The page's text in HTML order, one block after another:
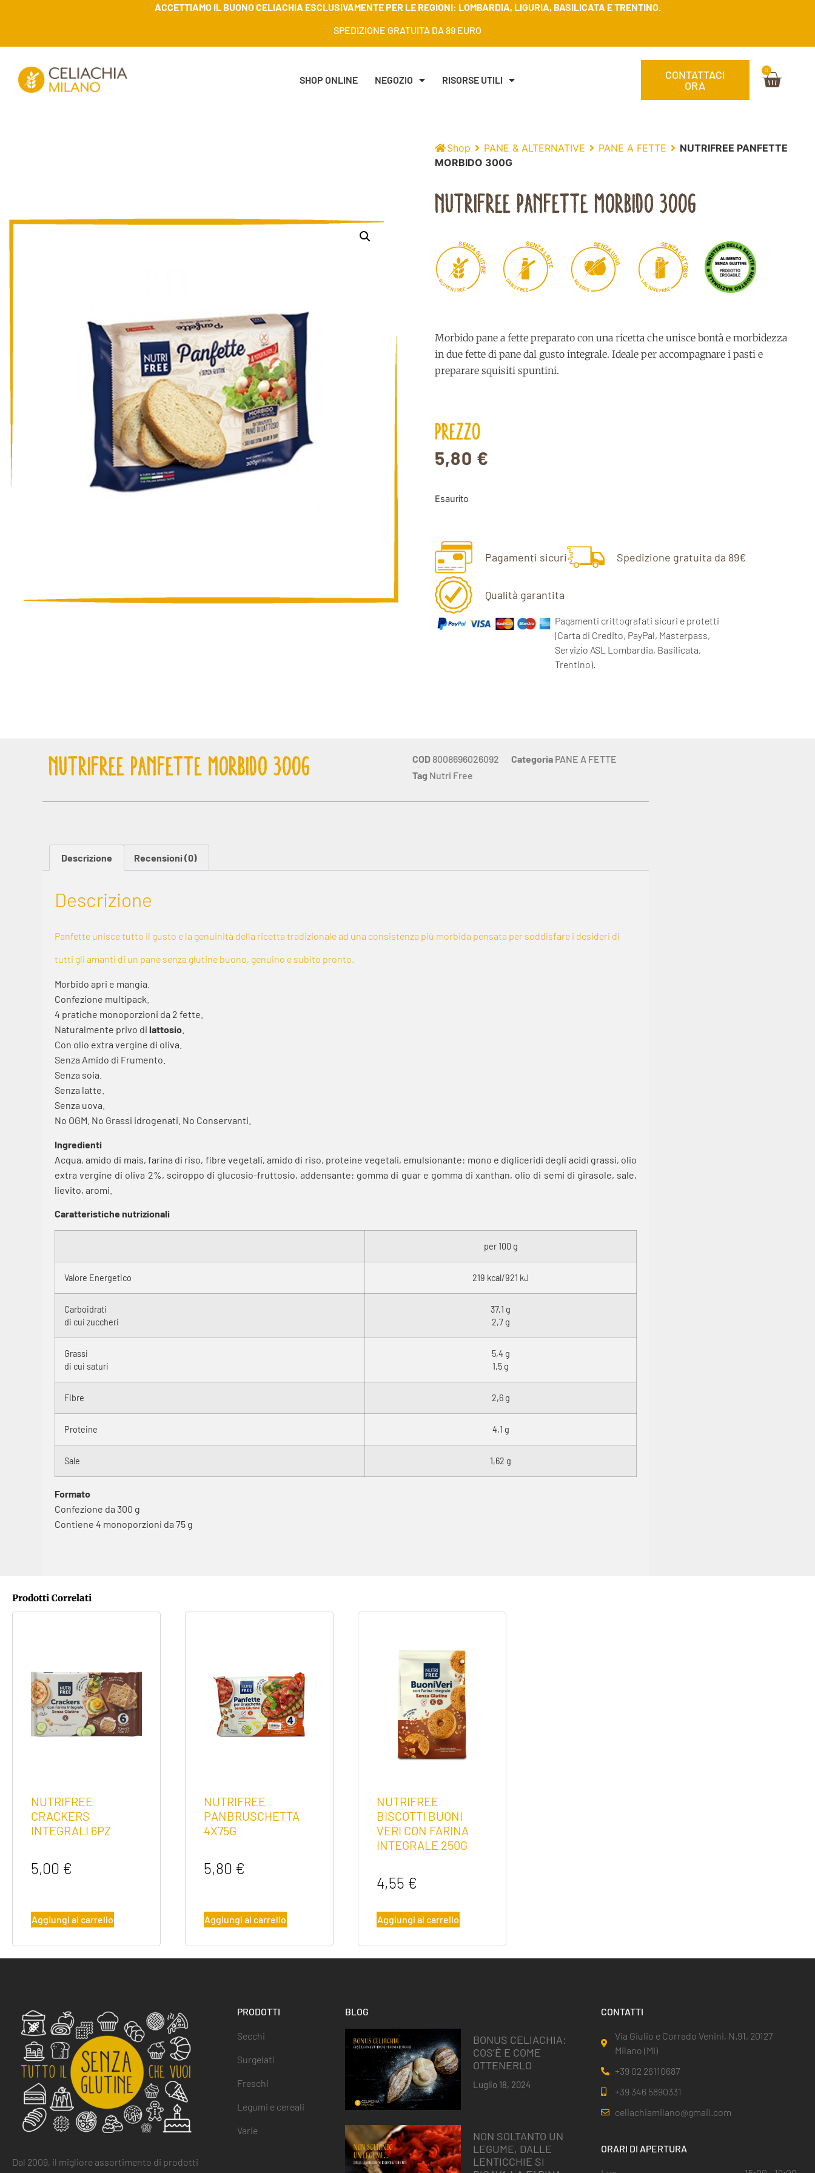
ACCETTIAMO IL BUONO CELIACHIA ESCLUSIVAMENTE PER LE REGIONI: LOMBARDIA, LIGURIA, BASILICATA E TRENTINO.
SPEDIZIONE GRATUITA DA 89 EURO
SHOP ONLINE NEGOZIO RISORSE UTILI
CONTATTACI
ORA
0
Shop PANE & ALTERNATIVE PANE A FETTE
NUTRIFREE PANFETTE
MORBIDO 300G
NUTRIFREE PANFETTE MORBIDO 300G
SENZAG
LU
T
I
N
E
G
L
UTENFREE
SENZA
LA
T
T
E
D
A
I
RYFREE
SENZAU
O
V
A
N
OEGGS
SENZA
LA
T
T
O
S
I
O
L
ACTOSEFREE
Morbido pane a fette preparato con una ricetta che unisce bontà e morbidezza
in due fette di pane dal gusto integrale. Ideale per accompagnare i pasti e
preparare squisiti spuntini.
PREZZO
5,80 €
Esaurito
Pagamenti sicuri Spedizione gratuita da 89€
Qualità garantita
Pagamenti crittografati sicuri e protetti
(Carta di Credito, PayPal, Masterpass,
Servizio ASL Lombardia, Basilicata,
Trentino).
NUTRIFREE PANFETTE MORBIDO 300G COD 8008696026092 Categoria PANE A FETTE
Tag Nutri Free
Descrizione Recensioni (0)
Descrizione
Panfette unisce tutto il gusto e la genuinità della ricetta tradizionale ad una consistenza più morbida pensata per soddisfare i desideri di
tutti gli amanti di un pane senza glutine buono, genuino e subito pronto.
Morbido apri e mangia.
Confezione multipack.
4 pratiche monoporzioni da 2 fette.
Naturalmente privo di lattosio
Con olio extra vergine di oliva.
Senza Amido di Frumento.
Senza soia.
Senza latte.
Senza uova.
No OGM. No Grassi idrogenati. No Conservanti.
Ingredienti
Acqua, amido di mais, farina di riso, fibre vegetali, amido di riso, proteine vegetali, emulsionante: mono e digliceridi degli acidi grassi, olio
extra vergine di oliva 2%, sciroppo di glucosio-fruttosio, addensante: gomma di guar e gomma di xanthan, olio di semi di girasole, sale,
lievito, aromi.
Caratteristiche nutrizionali
per 100 g
Valore Energetico 219 kcal/921 kJ
Carboidrati
di cui zuccheri
37,1 g
2,7 g
Grassi
di cui saturi
5,4 g
1,5 g
Fibre 2,6 g
Proteine 4,1 g
Sale 1,62 g
Formato
Confezione da 300 g
Contiene 4 monoporzioni da 75 g
Prodotti Correlati
NUTRIFREE
CRACKERS
INTEGRALI 6PZ
5,00 €
Aggiungi al carrello
NUTRIFREE
PANBRUSCHETTA
4X75G
5,80 €
Aggiungi al carrello
NUTRIFREE
BISCOTTI BUONI
VERI CON FARINA
INTEGRALE 250G
4,55 €
Aggiungi al carrello
Dal 2009, il migliore assortimento di prodotti
PRODOTTI
Secchi
Surgelati
Freschi
Legumi e cereali
Varie
BLOG
BONUS CELIACHIA:
COS’È E COME
OTTENERLO
Luglio 18, 2024
NON SOLTANTO UN
LEGUME, DALLE
LENTICCHIE SI
CONTATTI
Via Giulio e Corrado Venini, N.91, 20127
Milano (MI)
+39 02 26110687
+39 346 5890331
celiachiamilano@gmail.com
ORARI DI APERTURA